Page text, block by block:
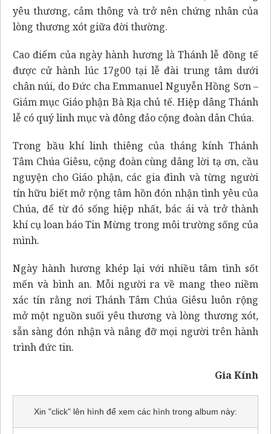
yêu thương, cảm thông và trở nên chứng nhân của
lòng thương xót giữa đời thường.
Cao điểm của ngày hành hương là Thánh lễ đồng tế
được cử hành lúc 17g00 tại lễ đài trung tâm dưới
chân núi, do Đức cha Emmanuel Nguyễn Hồng Sơn –
Giám mục Giáo phận Bà Rịa chủ tế. Hiệp dâng Thánh
lễ có quý linh mục và đông đảo cộng đoàn dân Chúa.
Trong bầu khí linh thiêng của tháng kính Thánh
Tâm Chúa Giêsu, cộng đoàn cùng dâng lời tạ ơn, cầu
nguyện cho Giáo phận, các gia đình và từng người
tín hữu biết mở rộng tâm hồn đón nhận tình yêu của
Chúa, để từ đó sống hiệp nhất, bác ái và trở thành
khí cụ loan báo Tin Mừng trong môi trường sống của
mình.
Ngày hành hương khép lại với nhiều tâm tình sốt
mến và bình an. Mỗi người ra về mang theo niềm
xác tín rằng nơi Thánh Tâm Chúa Giêsu luôn rộng
mở một nguồn suối yêu thương và lòng thương xót,
sẵn sàng đón nhận và nâng đỡ mọi người trên hành
trình đức tin.
Gia Kính
Xin "click" lên hình để xem các hình trong album này: